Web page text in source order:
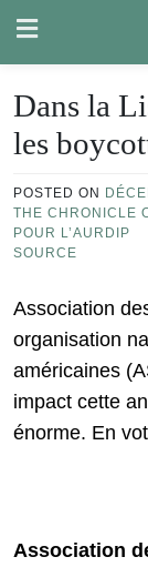
content
Dans la
les
POSTED ON
THE CHRONICLE
POUR L’AURDIP
SOURCE
Association
organisation
américaines
impact cette
énorme. En
Association